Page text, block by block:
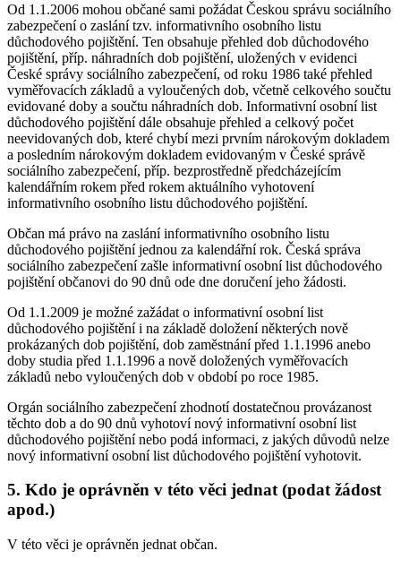
Od 1.1.2006 mohou občané sami požádat Českou správu sociálního
zabezpečení o zaslání tzv. informativního osobního listu
důchodového pojištění. Ten obsahuje přehled dob důchodového
pojištění, příp. náhradních dob pojištění, uložených v evidenci
České správy sociálního zabezpečení, od roku 1986 také přehled
vyměřovacích základů a vyloučených dob, včetně celkového součtu
evidované doby a součtu náhradních dob. Informativní osobní list
důchodového pojištění dále obsahuje přehled a celkový počet
neevidovaných dob, které chybí mezi prvním nárokovým dokladem
a posledním nárokovým dokladem evidovaným v České správě
sociálního zabezpečení, příp. bezprostředně předcházejícím
kalendářním rokem před rokem aktuálního vyhotovení
informativního osobního listu důchodového pojištění.
Občan má právo na zaslání informativního osobního listu
důchodového pojištění jednou za kalendářní rok. Česká správa
sociálního zabezpečení zašle informativní osobní list důchodového
pojištění občanovi do 90 dnů ode dne doručení jeho žádosti.
Od 1.1.2009 je možné zažádat o informativní osobní list
důchodového pojištění i na základě doložení některých nově
prokázaných dob pojištění, dob zaměstnání před 1.1.1996 anebo
doby studia před 1.1.1996 a nově doložených vyměřovacích
základů nebo vyloučených dob v období po roce 1985.
Orgán sociálního zabezpečení zhodnotí dostatečnou provázanost
těchto dob a do 90 dnů vyhotoví nový informativní osobní list
důchodového pojištění nebo podá informaci, z jakých důvodů nelze
nový informativní osobní list důchodového pojištění vyhotovit.
5. Kdo je oprávněn v této věci jednat (podat žádost
apod.)
V této věci je oprávněn jednat občan.